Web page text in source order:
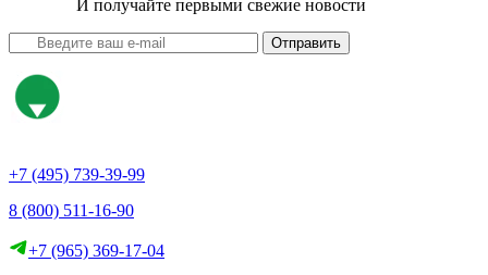
И получайте первыми свежие новости
Отправить
+7 (495) 739-39-99
8 (800) 511-16-90
+7 (965) 369-17-04